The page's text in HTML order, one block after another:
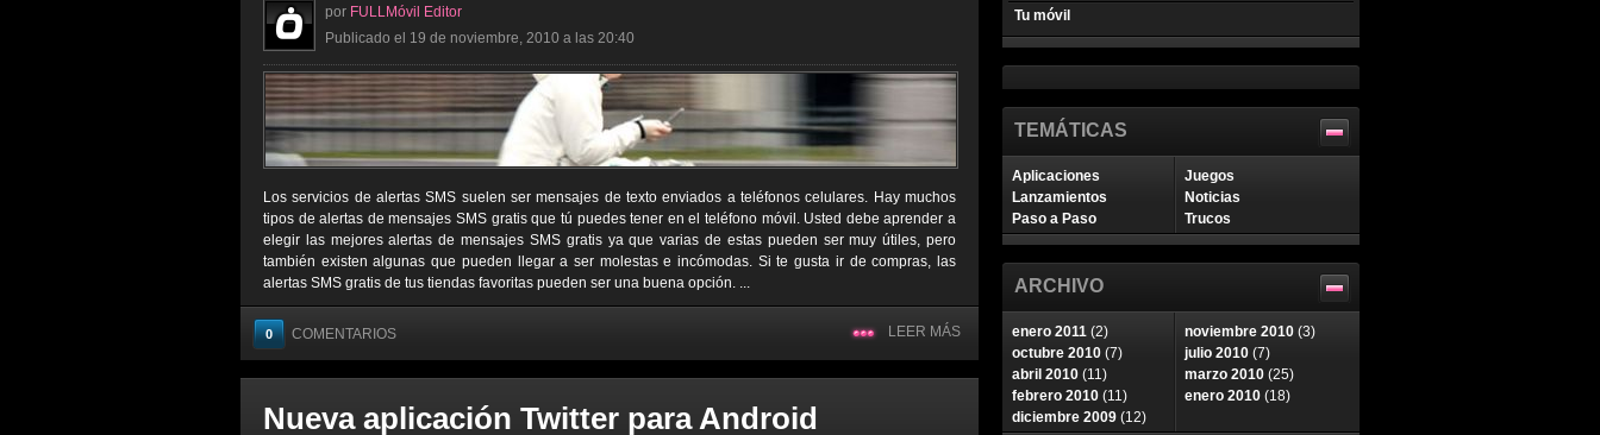
por FULLMóvil Editor
Publicado el 19 de noviembre, 2010 a las 20:40
Los servicios de alertas SMS suelen ser mensajes de texto enviados a teléfonos celulares. Hay muchos
tipos de alertas de mensajes SMS gratis que tú puedes tener en el teléfono móvil. Usted debe aprender a
elegir las mejores alertas de mensajes SMS gratis ya que varias de estas pueden ser muy útiles, pero
también existen algunas que pueden llegar a ser molestas e incómodas. Si te gusta ir de compras, las
alertas SMS gratis de tus tiendas favoritas pueden ser una buena opción. ...
0 COMENTARIOS LEER MÁS
Nueva aplicación Twitter para Android
Tu móvil
TEMÁTICAS
Aplicaciones
Juegos
Lanzamientos
Noticias
Paso a Paso
Trucos
ARCHIVO
enero 2011 (2) noviembre 2010 (3)
octubre 2010 (7) julio 2010 (7)
abril 2010 (11) marzo 2010 (25)
febrero 2010 (11) enero 2010 (18)
diciembre 2009 (12)